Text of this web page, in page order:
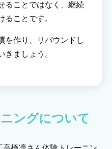
ることではなく、継続
ることです。
を作り、リバウンドし
きましょう。
ングについて